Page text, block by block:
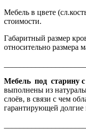
Мебель в цвете
стоимости.
Габаритный размер
относительно размера
Мебель под старину
выполнены из
слоёв, в связи с чем
гарантирующей